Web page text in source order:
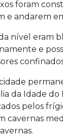
foram
e andarem
nível eram
e
da Idade
pelos
cavernas